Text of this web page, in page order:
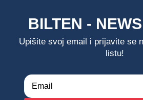
BILTEN -
Upišite svoj email i prijavite se
listu!